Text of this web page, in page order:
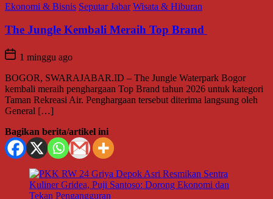
Ekonomi & Bisnis Seputar Jabar Wisata & Hiburan
The Jungle Kembali Meraih Top Brand
1 minggu ago
BOGOR, SWARAJABAR.ID – The Jungle Waterpark Bogor
kembali meraih penghargaan Top Brand tahun 2026 untuk kategori
Taman Rekreasi Air. Penghargaan tersebut diterima langsung oleh
General […]
Bagikan berita/artikel ini